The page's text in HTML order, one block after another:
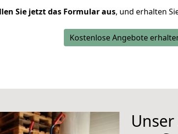
Sie jetzt das Formular aus, und erhalten
Kostenlose Angebote